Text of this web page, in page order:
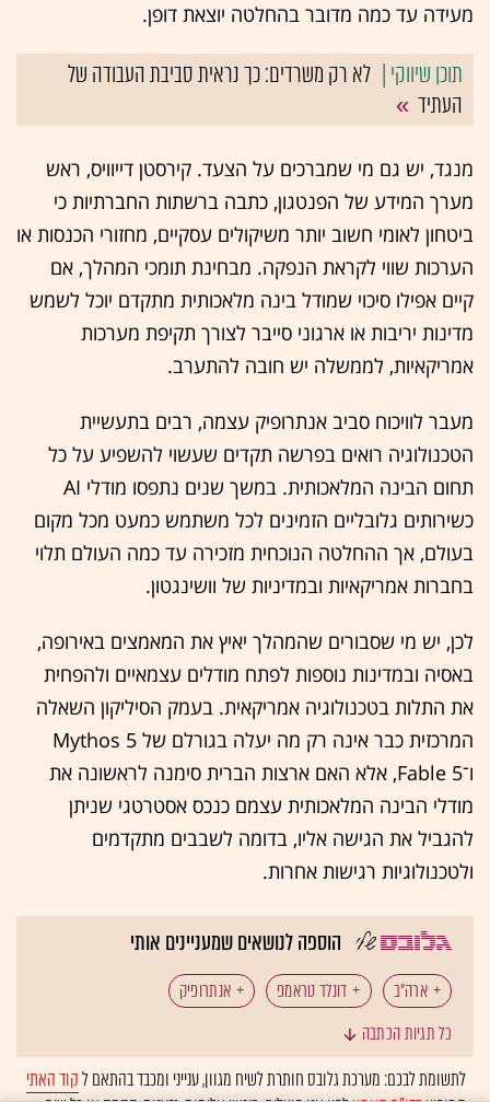
מעידה עד כמה מדובר בהחלטה יוצאת דופן.
לא רק משרדים: כך נראית סביבת העבודה של
העתיד
מנגד, יש גם מי שמברכים על הצעד. קירסטן דייוויס, ראש
מערך המידע של הפנטגון, כתבה ברשתות החברתיות כי
ביטחון לאומי חשוב יותר משיקולים עסקיים, מחזורי הכנסות או
הערכות שווי לקראת הנפקה. מבחינת תומכי המהלך, אם
קיים אפילו סיכוי שמודל בינה מלאכותית מתקדם יוכל לשמש
מדינות יריבות או ארגוני סייבר לצורך תקיפת מערכות
אמריקאיות, לממשלה יש חובה להתערב.
מעבר לוויכוח סביב אנתרופיק עצמה, רבים בתעשיית
הטכנולוגיה רואים בפרשה תקדים שעשוי להשפיע על כל
תחום הבינה המלאכותית. במשך שנים נתפסו מודלי AI
כשירותים גלובליים הזמינים לכל משתמש כמעט מכל מקום
בעולם, אך ההחלטה הנוכחית מזכירה עד כמה העולם תלוי
בחברות אמריקאיות ובמדיניות של וושינגטון.
לכן, יש מי שסבורים שהמהלך יאיץ את המאמצים באירופה,
באסיה ובמדינות נוספות לפתח מודלים עצמאיים ולהפחית
את התלות בטכנולוגיה אמריקאית. בעמק הסיליקון השאלה
המרכזית כבר אינה רק מה יעלה בגורלם של Mythos 5
ו־Fable 5, אלא האם ארצות הברית סימנה לראשונה את
מודלי הבינה המלאכותית עצמם כנכס אסטרטגי שניתן
להגביל את הגישה אליו, בדומה לשבבים מתקדמים
ולטכנולוגיות רגישות אחרות.
הוספה לנושאים שמעניינים אותי
ארה"ב דונלד טראמפ אנתרופיק
בינה מלאכותית
כל תגיות הכתבה
לתשומת לבכם: מערכת גלובס חותרת לשיח מגוון, ענייני ומכבד בהתאם לקוד האתי